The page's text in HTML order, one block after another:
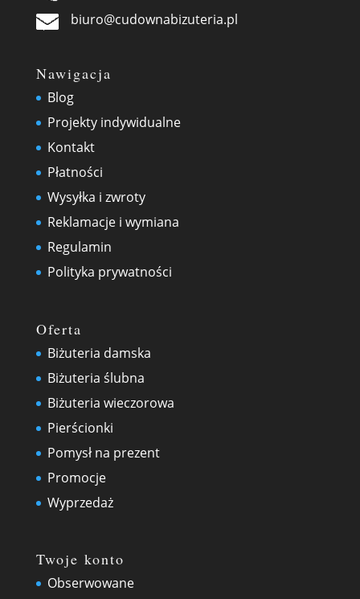
biuro@cudownabizuteria.pl
Nawigacja
Blog
Projekty indywidualne
Kontakt
Płatności
Wysyłka i zwroty
Reklamacje i wymiana
Regulamin
Polityka prywatności
Oferta
Biżuteria damska
Biżuteria ślubna
Biżuteria wieczorowa
Pierścionki
Pomysł na prezent
Promocje
Wyprzedaż
Twoje konto
Obserwowane